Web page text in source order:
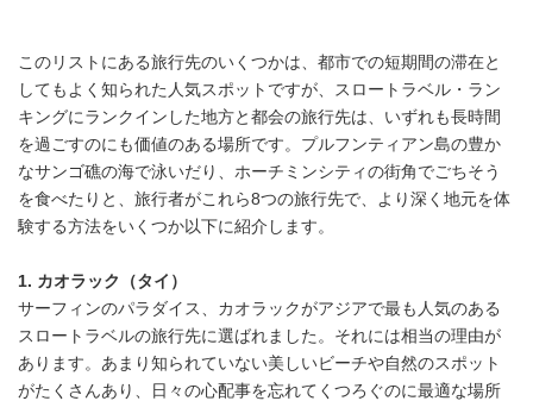
このリストにある旅行先のいくつかは、都市での短期間の滞在と
してもよく知られた人気スポットですが、スロートラベル・ラン
キングにランクインした地方と都会の旅行先は、いずれも長時間
を過ごすのにも価値のある場所です。プルフンティアン島の豊か
なサンゴ礁の海で泳いだり、ホーチミンシティの街角でごちそう
を食べたりと、旅行者がこれら8つの旅行先で、より深く地元を体
験する方法をいくつか以下に紹介します。
1. カオラック（タイ）
サーフィンのパラダイス、カオラックがアジアで最も人気のある
スロートラベルの旅行先に選ばれました。それには相当の理由が
あります。あまり知られていない美しいビーチや自然のスポット
がたくさんあり、日々の心配事を忘れてくつろぐのに最適な場所